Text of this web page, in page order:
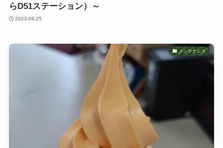
らD51ステーション）～
2023-09-25
メンテナンス